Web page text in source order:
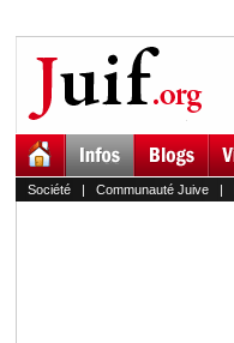
Société| Communauté Juive|